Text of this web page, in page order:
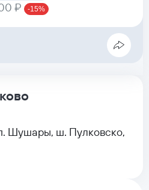
₽ -15%
Шушары, ш. Пулковско,